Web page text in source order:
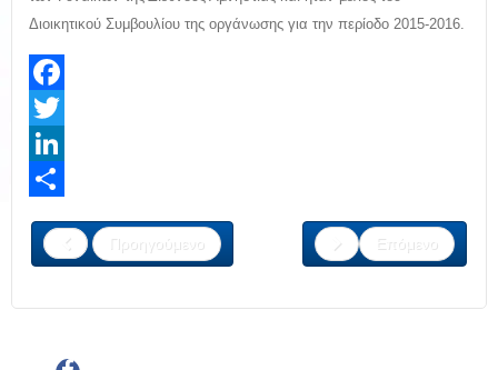
Διοικητικού Συμβουλίου της οργάνωσης για την περίοδο 2015-2016.
Facebook
Twitter
LinkedIn
Προηγούμενο
Επόμενο